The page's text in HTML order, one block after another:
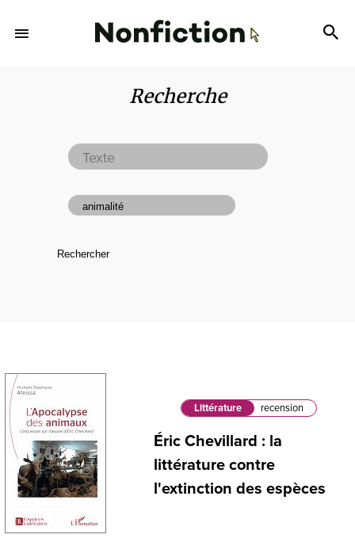
Recherche
Littérature recension
Éric Chevillard : la
littérature contre
l'extinction des espèces